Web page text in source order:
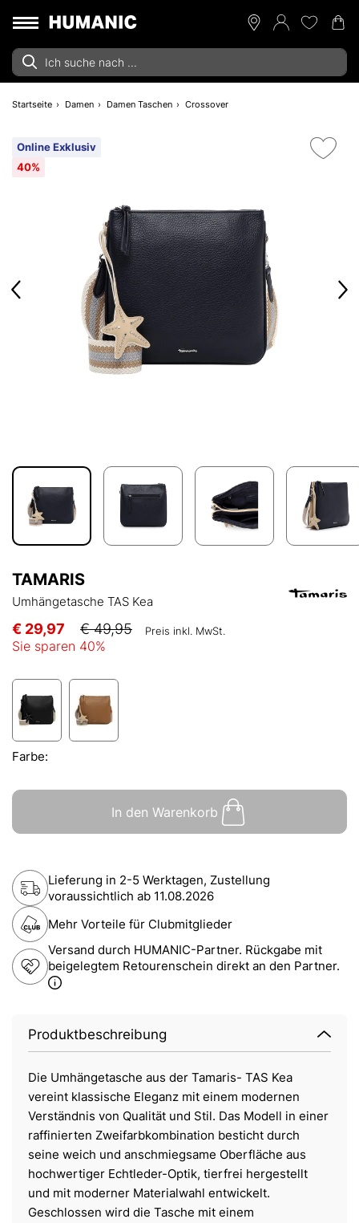
Startseite Damen Damen Taschen Crossover
Online Exklusiv
40%
TAMARIS
Umhängetasche TAS Kea
€ 29,97 € 49,95 Preis inkl. MwSt.
Sie sparen 40%
Farbe:
In den Warenkorb
Lieferung in 2-5 Werktagen, Zustellung
voraussichtlich ab 11.08.2026
Mehr Vorteile für Clubmitglieder
Versand durch HUMANIC-Partner. Rückgabe mit
beigelegtem Retourenschein direkt an den Partner.
Produktbeschreibung
Die Umhängetasche aus der Tamaris- TAS Kea
vereint klassische Eleganz mit einem modernen
Verständnis von Qualität und Stil. Das Modell in einer
raffinierten Zweifarbkombination besticht durch
seine weich und anschmiegsame Oberfläche aus
hochwertiger Echtleder-Optik, tierfrei hergestellt
und mit moderner Materialwahl entwickelt.
Geschlossen wird die Tasche mit einem